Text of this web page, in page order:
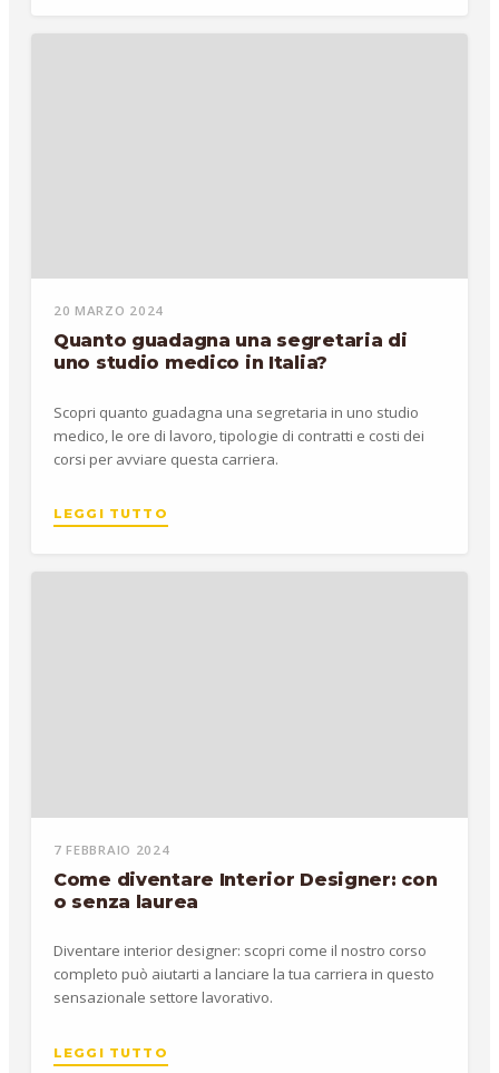
20 MARZO 2024
Quanto guadagna una segretaria di
uno studio medico in Italia?
Scopri quanto guadagna una segretaria in uno studio
medico, le ore di lavoro, tipologie di contratti e costi dei
corsi per avviare questa carriera.
LEGGI TUTTO
7 FEBBRAIO 2024
Come diventare Interior Designer: con
o senza laurea
Diventare interior designer: scopri come il nostro corso
completo può aiutarti a lanciare la tua carriera in questo
sensazionale settore lavorativo.
LEGGI TUTTO